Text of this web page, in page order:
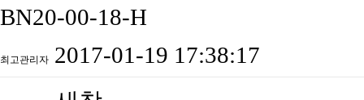
BN20-00-18-H
최고관리자 2017-01-19 17:38:17